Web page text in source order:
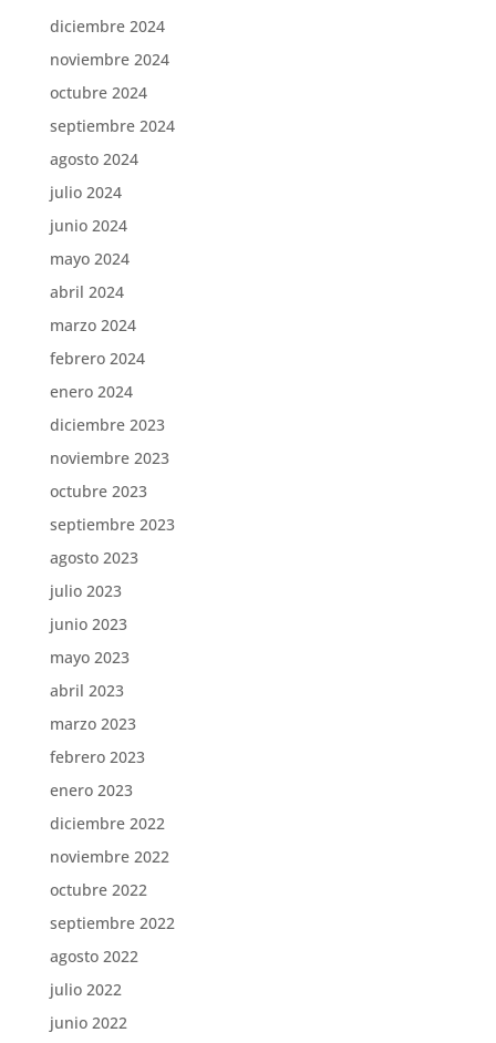
diciembre 2024
noviembre 2024
octubre 2024
septiembre 2024
agosto 2024
julio 2024
junio 2024
mayo 2024
abril 2024
marzo 2024
febrero 2024
enero 2024
diciembre 2023
noviembre 2023
octubre 2023
septiembre 2023
agosto 2023
julio 2023
junio 2023
mayo 2023
abril 2023
marzo 2023
febrero 2023
enero 2023
diciembre 2022
noviembre 2022
octubre 2022
septiembre 2022
agosto 2022
julio 2022
junio 2022